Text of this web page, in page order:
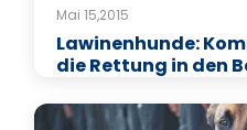
Mai 15,2015
Lawinenhunde:
die Rettung in den